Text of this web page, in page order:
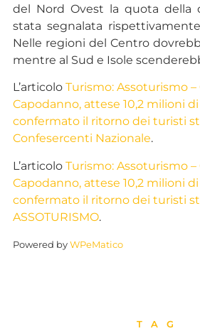
del Nord Ovest la quota della
stata segnalata
Nelle regioni del Centro
mentre al Sud e Isole
L’articolo Turismo: Assoturismo –
Capodanno, attese 10,2 milioni
confermato il ritorno dei turisti
Confesercenti Nazionale.
L’articolo Turismo: Assoturismo –
Capodanno, attese 10,2 milioni
confermato il ritorno dei turisti
ASSOTURISMO.
Powered by WPeMatico
TAG